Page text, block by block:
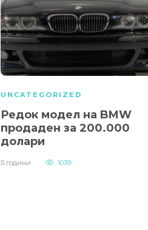
UNCATEGORIZED
Редок модел на BMW
продаден за 200.000
долари
5 години 1039